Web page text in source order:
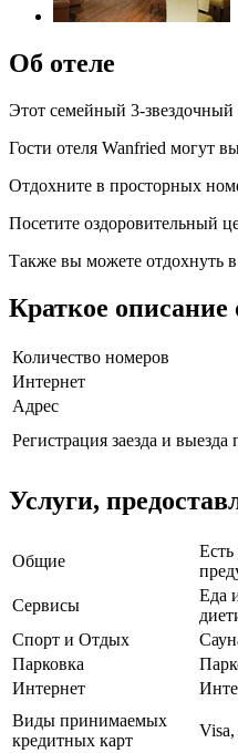
Об отеле
Этот семейный 3-звездочный
Гости отеля Wanfried могут
Отдохните в просторных
Посетите оздоровительный
Также вы можете отдохнуть
Краткое описание
Количество номеров
Интернет
Адрес
Регистрация заезда и выезда
Услуги,
Общие
Есть
Сервисы
Еда
Спорт и Отдых
Парковка
Интернет
Виды принимаемых
кредитных карт
Visa,